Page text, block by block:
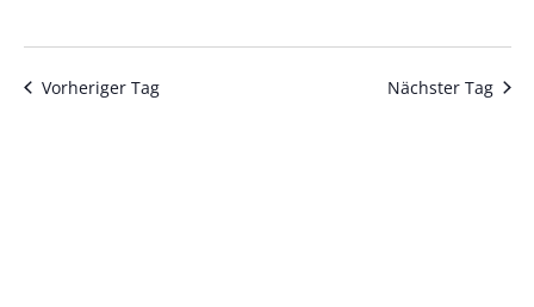
Vorheriger Tag Nächster Tag